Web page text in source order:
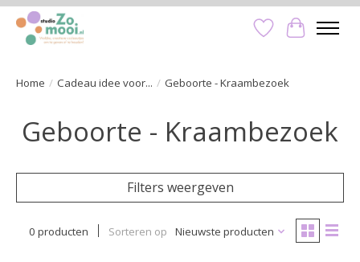
Verlanglijst
Home / Cadeau idee voor... / Geboorte - Kraambezoek
Geboorte - Kraambezoek
Filters weergeven
0 producten Sorteren op Nieuwste producten